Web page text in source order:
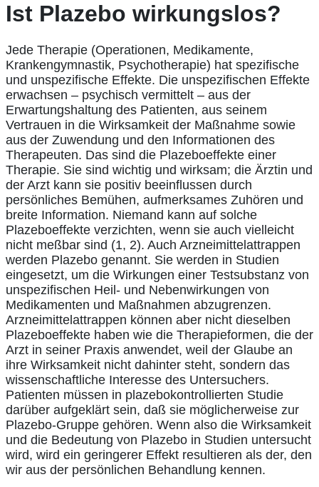
Ist Plazebo wirkungslos?
Jede Therapie (Operationen, Medikamente,
Krankengymnastik, Psychotherapie) hat spezifische
und unspezifische Effekte. Die unspezifischen Effekte
erwachsen – psychisch vermittelt – aus der
Erwartungshaltung des Patienten, aus seinem
Vertrauen in die Wirksamkeit der Maßnahme sowie
aus der Zuwendung und den Informationen des
Therapeuten. Das sind die Plazeboeffekte einer
Therapie. Sie sind wichtig und wirksam; die Ärztin und
der Arzt kann sie positiv beeinflussen durch
persönliches Bemühen, aufmerksames Zuhören und
breite Information. Niemand kann auf solche
Plazeboeffekte verzichten, wenn sie auch vielleicht
nicht meßbar sind (1, 2). Auch Arzneimittelattrappen
werden Plazebo genannt. Sie werden in Studien
eingesetzt, um die Wirkungen einer Testsubstanz von
unspezifischen Heil- und Nebenwirkungen von
Medikamenten und Maßnahmen abzugrenzen.
Arzneimittelattrappen können aber nicht dieselben
Plazeboeffekte haben wie die Therapieformen, die der
Arzt in seiner Praxis anwendet, weil der Glaube an
ihre Wirksamkeit nicht dahinter steht, sondern das
wissenschaftliche Interesse des Untersuchers.
Patienten müssen in plazebokontrollierten Studie
darüber aufgeklärt sein, daß sie möglicherweise zur
Plazebo-Gruppe gehören. Wenn also die Wirksamkeit
und die Bedeutung von Plazebo in Studien untersucht
wird, wird ein geringerer Effekt resultieren als der, den
wir aus der persönlichen Behandlung kennen.